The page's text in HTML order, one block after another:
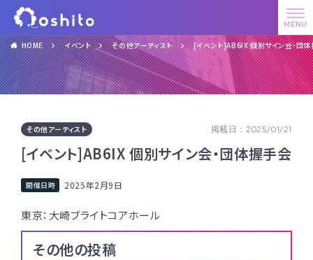
HOME イベント その他アーティスト [イベント]AB6IX 個別サイン会・団
その他アーティスト 掲載日：2025/01/21
[イベント]AB6IX 個別サイン会・団体握手会
2025年2月9日
東京：大崎ブライトコアホール
その他の投稿